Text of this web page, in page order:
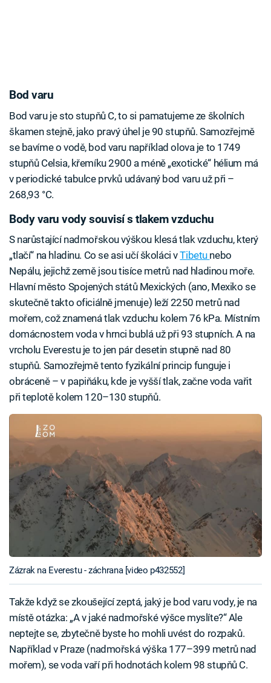
Bod varu
Bod varu je sto stupňů C, to si pamatujeme ze školních
škamen stejně, jako pravý úhel je 90 stupňů. Samozřejmě
se bavíme o vodě, bod varu například olova je to 1749
stupňů Celsia, křemíku 2900 a méně „exotické“ hélium má
v periodické tabulce prvků udávaný bod varu už při –
268,93 °C.
Body varu vody souvisí s tlakem vzduchu
S narůstající nadmořskou výškou klesá tlak vzduchu, který
„tlačí“ na hladinu. Co se asi učí školáci vTibetu nebo
Nepálu, jejichž země jsou tisíce metrů nad hladinou moře.
Hlavní město Spojených států Mexických (ano, Mexiko se
skutečně takto oficiálně jmenuje) leží 2250 metrů nad
mořem, což znamená tlak vzduchu kolem 76 kPa. Místním
domácnostem voda v hrnci bublá už při 93 stupních. A na
vrcholu Everestu je to jen pár desetin stupně nad 80
stupňů. Samozřejmě tento fyzikální princip funguje i
obráceně – v papiňáku, kde je vyšší tlak, začne voda vařit
při teplotě kolem 120–130 stupňů.
Zázrak na Everestu - záchrana [video p432552]
Takže když se zkoušející zeptá, jaký je bod varu vody, je na
místě otázka: „A v jaké nadmořské výšce myslíte?“ Ale
neptejte se, zbytečně byste ho mohli uvést do rozpaků.
Například v Praze (nadmořská výška 177–399 metrů nad
mořem), se voda vaří při hodnotách kolem 98 stupňů C.